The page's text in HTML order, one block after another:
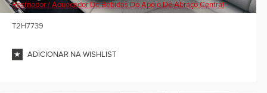
Resfriador / Aquecedor De Bebidas Do Apoio De Abraço Central
T2H7739
ADICIONAR NA WISHLIST